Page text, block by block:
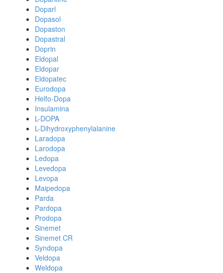
Doparl
Dopasol
Dopaston
Dopastral
Doprin
Eldopal
Eldopar
Eldopatec
Eurodopa
Helfo-Dopa
Insulamina
L-DOPA
L-Dihydroxyphenylalanine
Laradopa
Larodopa
Ledopa
Levedopa
Levopa
Maipedopa
Parda
Pardopa
Prodopa
Sinemet
Sinemet CR
Syndopa
Veldopa
Weldopa